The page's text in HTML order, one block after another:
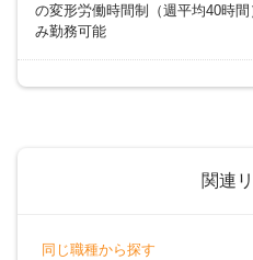
の変形労働時間制（週平均40時
み勤務可能
関連
同じ職種から探す